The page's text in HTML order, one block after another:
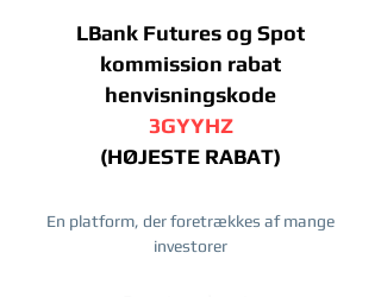
LBank Futures og Spot
kommission rabat
henvisningskode
3GYYHZ
(HØJESTE RABAT)
En platform, der foretrækkes af mange
investorer